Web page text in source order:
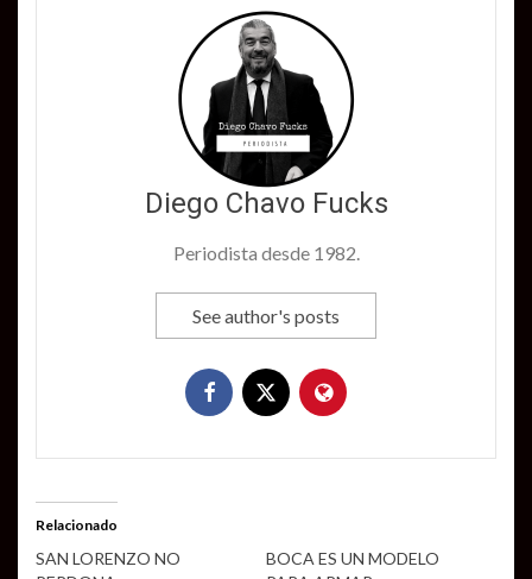
Diego Chavo Fucks
Periodista desde 1982.
See author's posts
Relacionado
SAN LORENZO NO
BOCA ES UN MODELO